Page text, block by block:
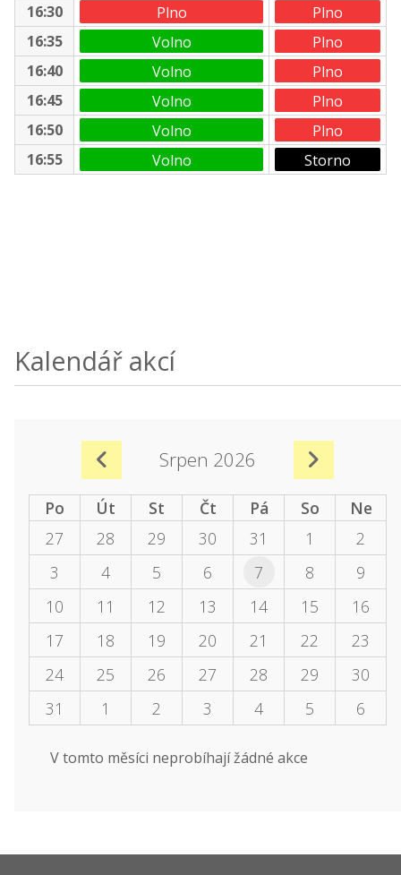
16:30
Plno
Plno
16:35
Volno
Plno
16:40
Volno
Plno
16:45
Volno
Plno
16:50
Volno
Plno
16:55
Volno Storno
Kalendář akcí
Srpen 2026
Po Út St Čt Pá So
Ne
27
28 29 30 31 1
2
3
4 5 6 7 8
9
10
11 12 13 14 15
16
17
18 19 20 21 22
23
24
25 26 27 28 29
30
31
1 2 3 4 5 6
V tomto měsíci neprobíhají žádné akce